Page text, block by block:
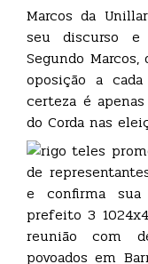
Marcos da
seu discurso e
Segundo
oposição a
certeza é
do Corda nas